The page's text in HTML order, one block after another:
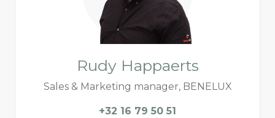
Rudy Happaerts
Sales & Marketing manager, BENELUX
+32 16 79 50 51